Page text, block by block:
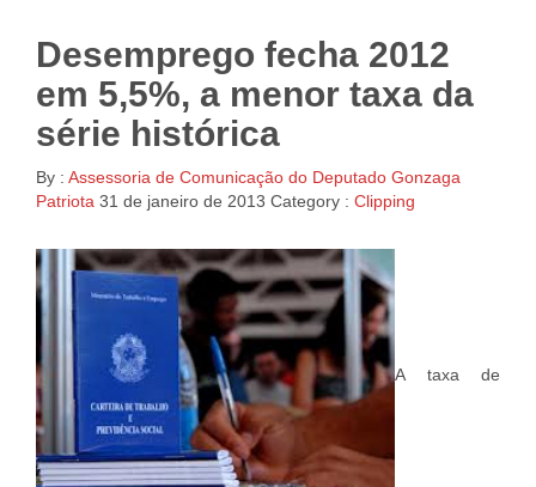
Desemprego fecha 2012
em 5,5%, a menor taxa da
série histórica
By : Assessoria de Comunicação do Deputado Gonzaga
Patriota 31 de janeiro de 2013 Category : Clipping
A taxa de